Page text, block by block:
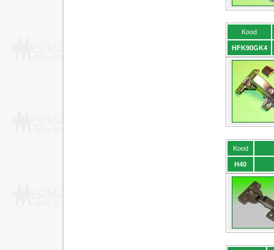
Kood
HFK90GK4
Kood
H40